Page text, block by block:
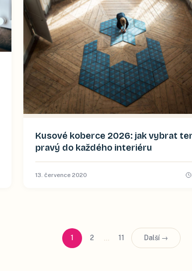
Kusové koberce 2026: jak vybrat
pravý do každého interiéru
13. července 2020
1 2 … 11 Další →